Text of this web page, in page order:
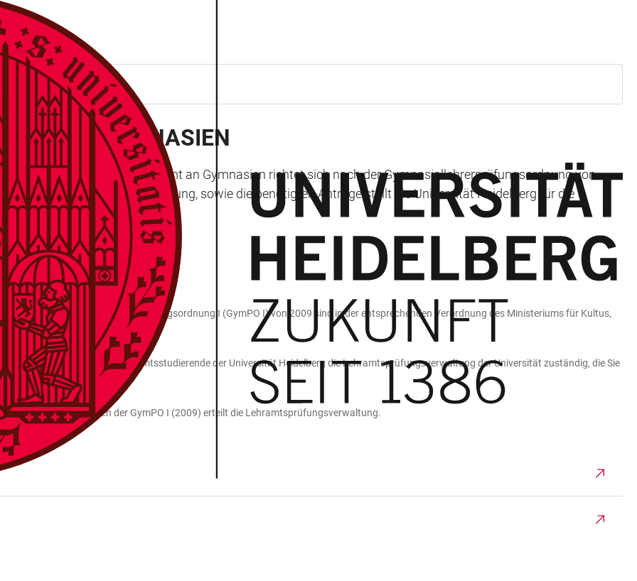
GYMNASIEN
Staatsexamen für Lehramt an Gymnasien richtet sich nach der Gymnasiallehrerprüfungsordnung von
der Ersten Staatsprüfung, sowie die benötigten Anträge stellt die Universität Heidelberg für die
der Gymnasiallehrerprüfungsordnung I (GymPO I) von 2009 sind in der entsprechenden Verordnung des Ministeriums für Kultus,
GymPO I (2009) ist für Lehramtsstudierende der Universität Heidelberg die Lehramtsprüfungsverwaltung der Universität zuständig, die Sie
den Bedingungen der GymPO I (2009) erteilt die Lehramtsprüfungsverwaltung.